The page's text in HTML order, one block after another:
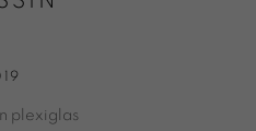
LIGNE
plexiglas